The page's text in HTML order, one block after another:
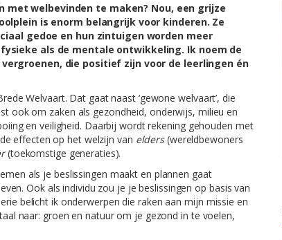
met welbevinden te maken? Nou, een grijze
is enorm belangrijk voor kinderen. Ze
gedoe en hun zintuigen worden meer
als de mentale ontwikkeling. Ik noem de
die positief zijn voor de leerlingen én
Welvaart. Dat gaat naast ‘gewone welvaart’, die
ook om zaken als gezondheid, onderwijs, milieu en
en veiligheid. Daarbij wordt rekening gehouden met
effecten op het welzijn van elders(wereldbewoners
(toekomstige generaties).
als je beslissingen maakt en plannen gaat
Ook als individu zou je je beslissingen op basis van
belicht ik onderwerpen die raken aan mijn missie en
naar: groen en natuur om je gezond in te voelen,